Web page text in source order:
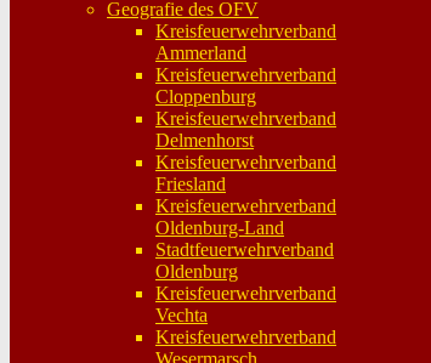
Geografie des OFV
Kreisfeuerwehrverband
Ammerland
Kreisfeuerwehrverband
Cloppenburg
Kreisfeuerwehrverband
Delmenhorst
Kreisfeuerwehrverband
Friesland
Kreisfeuerwehrverband
Oldenburg-Land
Stadtfeuerwehrverband
Oldenburg
Kreisfeuerwehrverband
Vechta
Kreisfeuerwehrverband
Wesermarsch